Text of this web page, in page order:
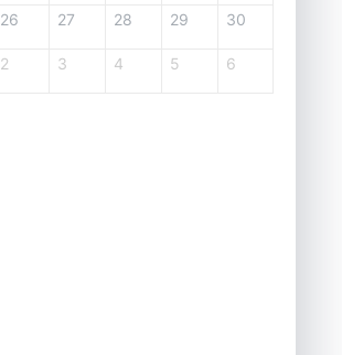
26 27 28 29 30
2 3 4 5 6